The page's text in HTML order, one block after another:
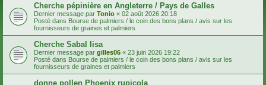
Cherche pépinière en Angleterre / Pays de Galles
Dernier message par Tonio « 02 août 2026 20:18
Posté dans Bourse de palmiers / le coin des bons plans / avis sur les
fournisseurs de graines et palmiers
Cherche Sabal lisa
Dernier message par gilles06 « 23 juin 2026 19:22
Posté dans Bourse de palmiers / le coin des bons plans / avis sur les
fournisseurs de graines et palmiers
donne pollen Phoenix rupicola